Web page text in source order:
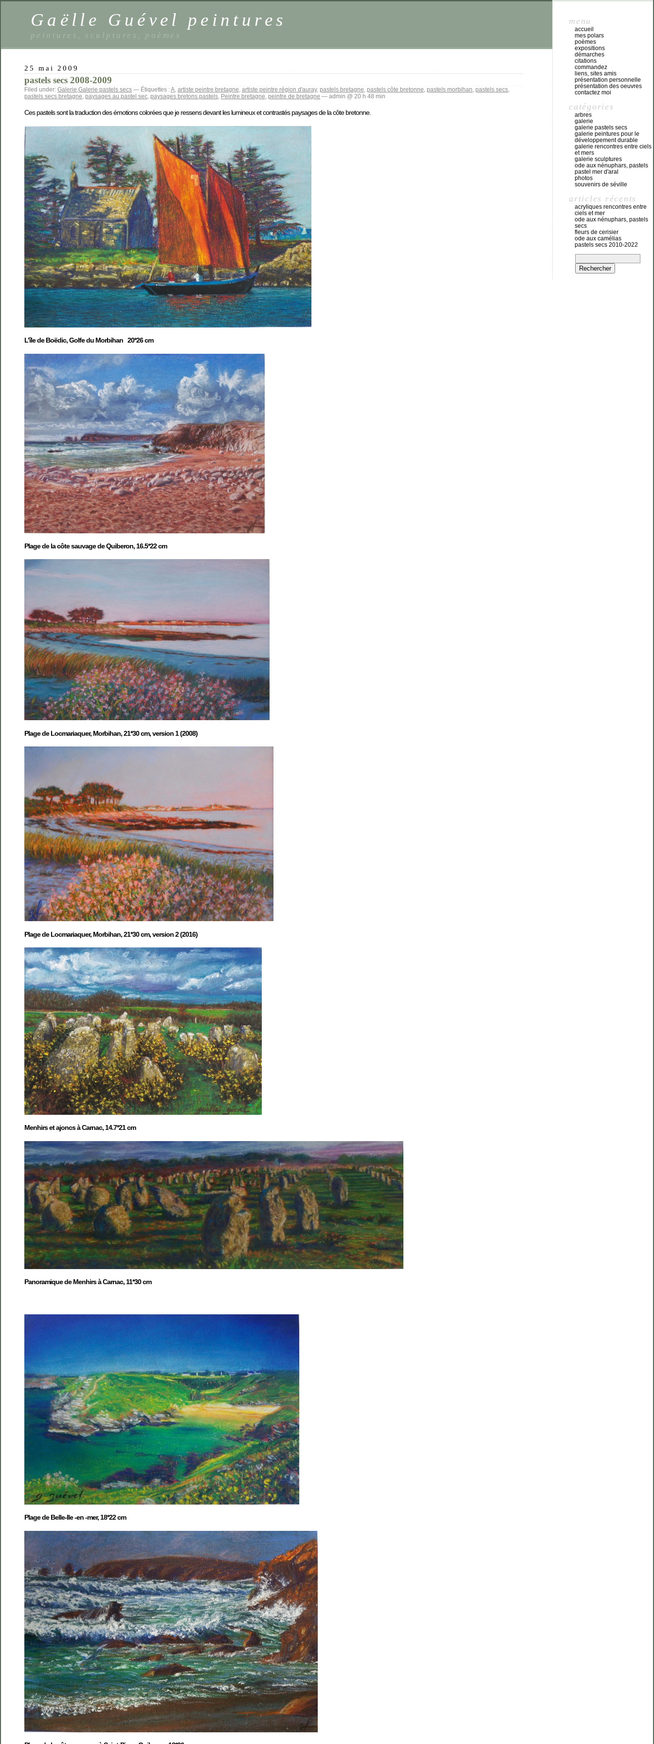
Gaëlle Guével peintures
peintures, sculptures, poèmes
25 mai 2009
pastels secs 2008-2009
Filed under: Galerie,Galerie pastels secs — Étiquettes :A, artiste peintre bretagne, artiste peintre région d'auray, pastels bretagne, pastels côte bretonne, pastels morbihan, pastels secs,
pastels secs bretagne, paysages au pastel sec, paysages bretons pastels, Peintre bretagne, peintre de bretagne — admin @ 20 h 48 min
Ces pastels sont la traduction des émotions colorées que je ressens devant les lumineux et contrastés paysages de la côte bretonne.
L’île de Boëdic, Golfe du Morbihan 20*26 cm
Plage de la côte sauvage de Quiberon, 16.5*22 cm
Plage de Locmariaquer, Morbihan, 21*30 cm, version 1 (2008)
Plage de Locmariaquer, Morbihan, 21*30 cm, version 2 (2016)
Menhirs et ajoncs à Carnac, 14.7*21 cm
Panoramique de Menhirs à Carnac, 11*30 cm
Plage de Belle-Ile -en -mer, 18*22 cm
menu
accueil
mes polars
poèmes
expositions
démarches
citations
commandez
liens, sites amis
présentation personnelle
présentation des oeuvres
contactez moi
catégories
arbres
galerie
galerie pastels secs
galerie peintures pour le
développement durable
galerie rencontres entre ciels
et mers
galerie sculptures
ode aux nénuphars, pastels
pastel mer d'aral
photos
souvenirs de séville
articles récents
acryliques rencontres entre
ciels et mer
ode aux nénuphars, pastels
secs
fleurs de cerisier
ode aux camélias
pastels secs 2010-2022